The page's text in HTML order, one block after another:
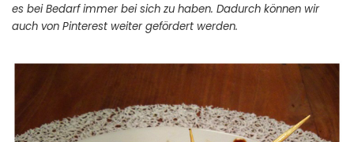
es bei Bedarf immer bei sich zu haben. Dadurch können wir
auch von Pinterest weiter gefördert werden.